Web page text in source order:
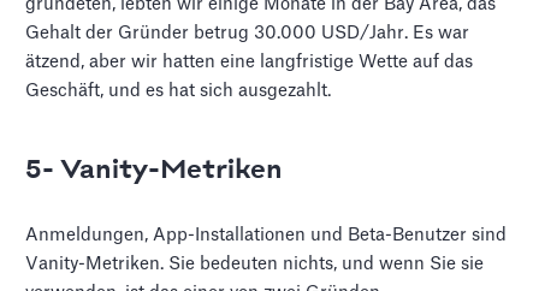
gründeten, lebten wir einige Monate in der Bay Area, das
Gehalt der Gründer betrug 30.000 USD/Jahr. Es war
ätzend, aber wir hatten eine langfristige Wette auf das
Geschäft, und es hat sich ausgezahlt.
5- Vanity-Metriken
Anmeldungen, App-Installationen und Beta-Benutzer sind
Vanity-Metriken. Sie bedeuten nichts, und wenn Sie sie